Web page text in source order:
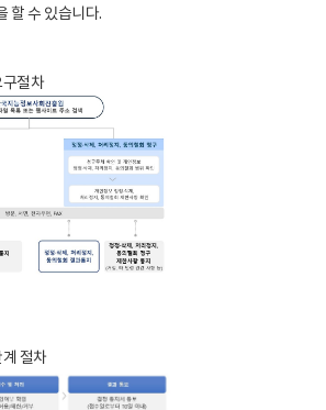
할 수 있습니다.
구절차
절차